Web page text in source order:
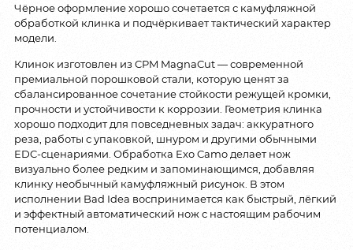
Чёрное оформление хорошо сочетается с камуфляжной
обработкой клинка и подчёркивает тактический характер
модели.
Клинок изготовлен из CPM MagnaCut — современной
премиальной порошковой стали, которую ценят за
сбалансированное сочетание стойкости режущей кромки,
прочности и устойчивости к коррозии. Геометрия клинка
хорошо подходит для повседневных задач: аккуратного
реза, работы с упаковкой, шнуром и другими обычными
EDC-сценариями. Обработка Exo Camo делает нож
визуально более редким и запоминающимся, добавляя
клинку необычный камуфляжный рисунок. В этом
исполнении Bad Idea воспринимается как быстрый, лёгкий
и эффектный автоматический нож с настоящим рабочим
потенциалом.